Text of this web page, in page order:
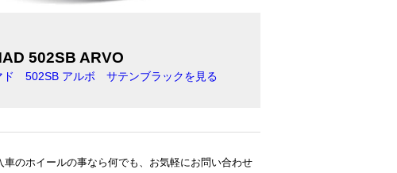
502SB ARVO
ド 502SB アルボ サテンブラックを見る
車のホイールの事なら何でも、お気軽にお問い合わせ